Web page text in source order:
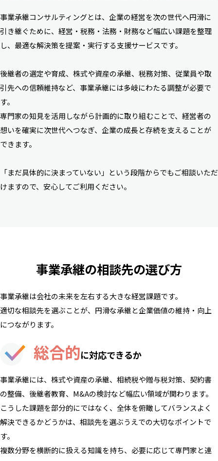
事業承継コンサルティングとは、企業の経営を次の世代へ円滑に
引き継ぐために、経営・税務・法務・財務など幅広い課題を整理
し、最適な解決策を提案・実行する支援サービスです。
後継者の選定や育成、株式や資産の承継、税務対策、従業員や取
引先への信頼維持など、事業承継には多岐にわたる調整が必要で
す。
専門家の知見を活用しながら計画的に取り組むことで、経営者の
想いを確実に次世代へつなぎ、企業の成長と存続を支えることが
できます。
「まだ具体的に決まっていない」という段階からでもご相談いただ
けますので、安心してご利用ください。
事業承継の相談先の選び方
事業承継は会社の未来を左右する大きな経営課題です。
適切な相談先を選ぶことが、円滑な承継と企業価値の維持・向上
につながります。
総合的に対応できるか
事業承継には、株式や資産の承継、相続税や贈与税対策、契約書
の整備、後継者教育、M&Aの検討など幅広い領域が関わります。
こうした課題を部分的にではなく、全体を俯瞰してバランスよく
解決できるかどうかは、相談先を選ぶうえでの大切なポイントで
す。
複数分野を横断的に扱える知識を持ち、必要に応じて専門家と連